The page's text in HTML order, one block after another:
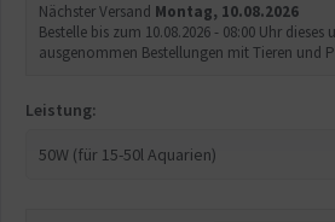
Nächster Versand Montag, 10.08.2026
Bestelle bis zum 10.08.2026 - 08:00 Uhr
ausgenommen Bestellungen mit Tieren und
Leistung: